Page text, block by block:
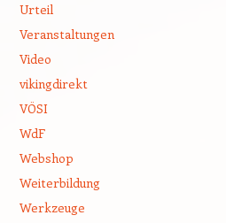
Urteil
Veranstaltungen
Video
vikingdirekt
VÖSI
WdF
Webshop
Weiterbildung
Werkzeuge